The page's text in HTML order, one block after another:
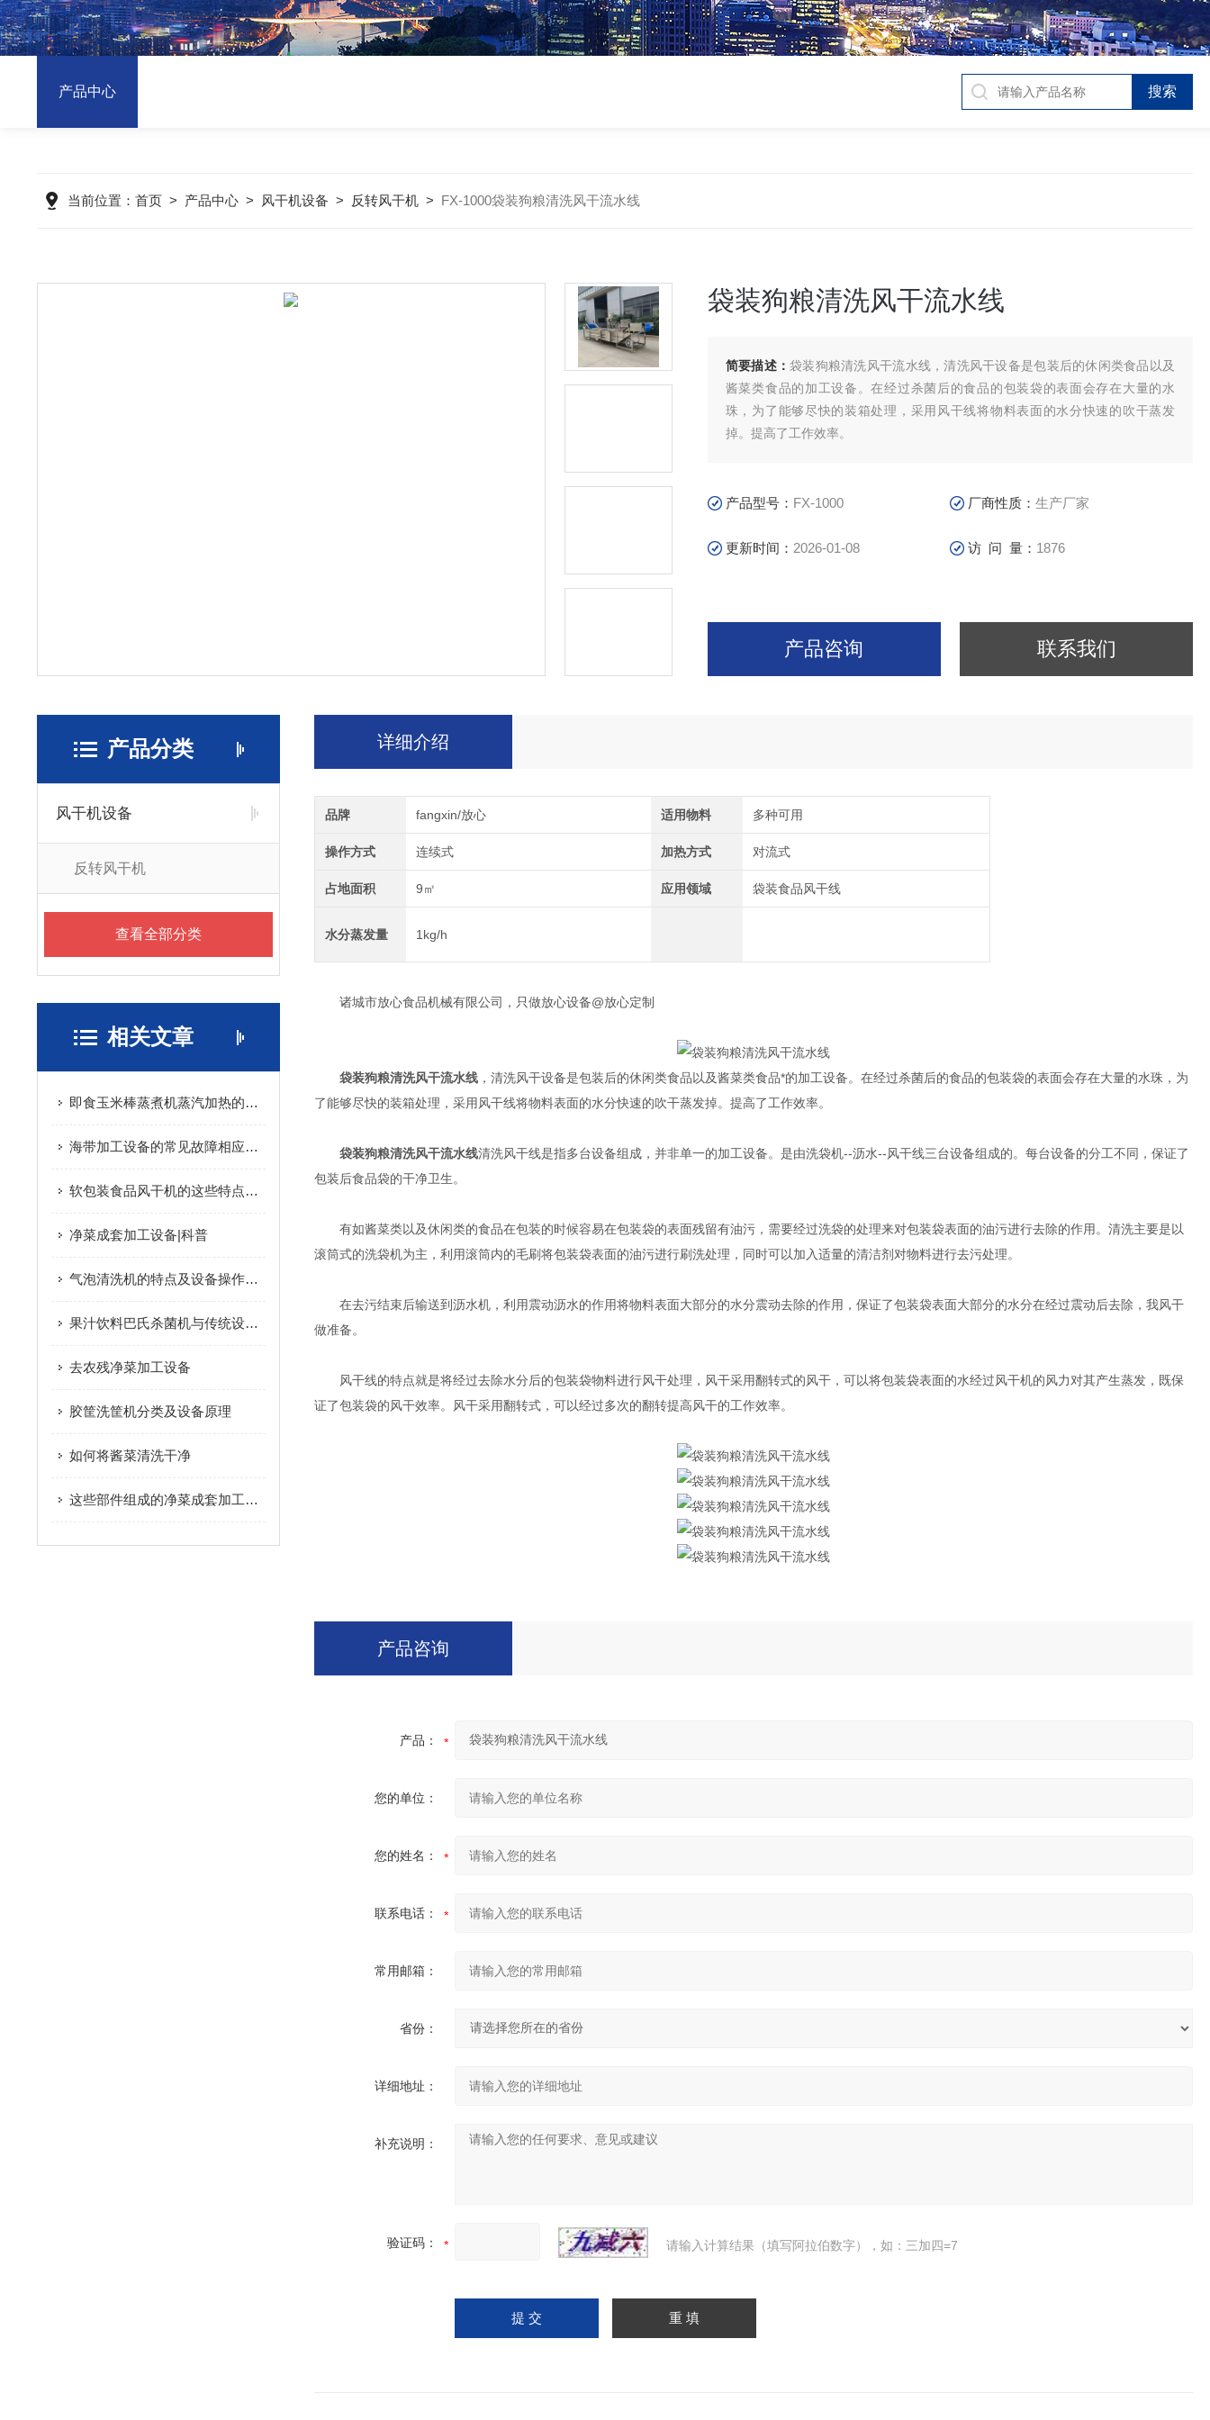
产品中心
当前位置： 首页> 产品中心> 风干机设备 > 反转风干机> FX-1000袋装狗粮清洗风干流水线
袋装狗粮清洗风干流水线
简要描述：袋装狗粮清洗风干流水线，清洗风干设备是包装后的休闲类食品以及
酱菜类食品的加工设备。在经过杀菌后的食品的包装袋的表面会存在大量的水
珠，为了能够尽快的装箱处理，采用风干线将物料表面的水分快速的吹干蒸发
掉。提高了工作效率。
产品型号： FX-1000 厂商性质：生产厂家
更新时间： 2026-01-08 访 问 量： 1876
产品咨询 联系我们
产品分类
风干机设备
反转风干机
查看全部分类
相关文章
即食玉米棒蒸煮机蒸汽加热的方式是怎样的？
海带加工设备的常见故障相应解决方法分享
软包装食品风干机的这些特点您知道吗？
净菜成套加工设备|科普
气泡清洗机的特点及设备操作要求
果汁饮料巴氏杀菌机与传统设备相比更具优势
去农残净菜加工设备
胶筐洗筐机分类及设备原理
如何将酱菜清洗干净
这些部件组成的净菜成套加工设备实现了蔬菜加工自动化
详细介绍
品牌 fangxin/放心 适用物料 多种可用
操作方式 连续式 加热方式 对流式
占地面积 9㎡ 应用领域 袋装食品风干线
水分蒸发量 1kg/h
诸城市放心食品机械有限公司，只做放心设备@放心定制
袋装狗粮清洗风干流水线 ，清洗风干设备是包装后的休闲类食品以及酱菜类食品*的加工设备。在经过杀菌后的食品的包装袋的表面会存在大量的水珠，为
了能够尽快的装箱处理，采用风干线将物料表面的水分快速的吹干蒸发掉。提高了工作效率。
袋装狗粮清洗风干流水线清洗风干线是指多台设备组成，并非单一的加工设备。是由洗袋机--沥水--风干线三台设备组成的。每台设备的分工不同，保证了
包装后食品袋的干净卫生。
有如酱菜类以及休闲类的食品在包装的时候容易在包装袋的表面残留有油污，需要经过洗袋的处理来对包装袋表面的油污进行去除的作用。清洗主要是以
滚筒式的洗袋机为主，利用滚筒内的毛刷将包装袋表面的油污进行刷洗处理，同时可以加入适量的清洁剂对物料进行去污处理。
在去污结束后输送到沥水机，利用震动沥水的作用将物料表面大部分的水分震动去除的作用，保证了包装袋表面大部分的水分在经过震动后去除，我风干
做准备。
风干线的特点就是将经过去除水分后的包装袋物料进行风干处理，风干采用翻转式的风干，可以将包装袋表面的水经过风干机的风力对其产生蒸发，既保
证了包装袋的风干效率。风干采用翻转式，可以经过多次的翻转提高风干的工作效率。
产品咨询
产品：
您的单位：
您的姓名：
联系电话：
常用邮箱：
省份：
详细地址：
补充说明：
验证码： 请输入计算结果（填写阿拉伯数字），如：三加四=7